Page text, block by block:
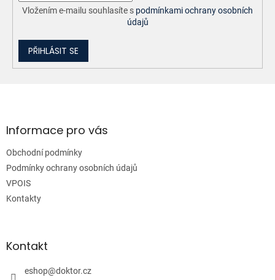
Vložením e-mailu souhlasíte s podmínkami ochrany osobních
údajů
PŘIHLÁSIT SE
aInformace pro vás
Obchodní podmínky
Podmínky ochrany osobních údajů
VPOIS
Kontakty
Kontakt
eshop@doktor.cz